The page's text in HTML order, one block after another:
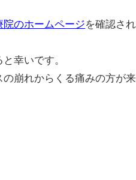
院のホームページを確認さ
幸いです。
崩れからくる痛みの方が来